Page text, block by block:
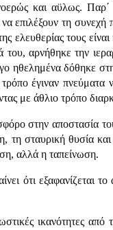
και αϋλως.
να επιλέξουν τη
ελευθερίας τους
αρνήθηκε την
ηθελημένα δόθηκε
έγιναν πνεύματα
με άθλιο τρόπο
στην αποστασία
σταυρική θυσία
αλλά η ταπείνωση.
ότι εξαφανίζεται
ικανότητες